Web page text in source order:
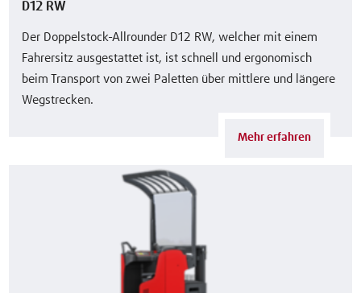
D12 RW
Der Doppelstock-Allrounder D12 RW, welcher mit einem
Fahrersitz ausgestattet ist, ist schnell und ergonomisch
beim Transport von zwei Paletten über mittlere und längere
Wegstrecken.
Mehr erfahren